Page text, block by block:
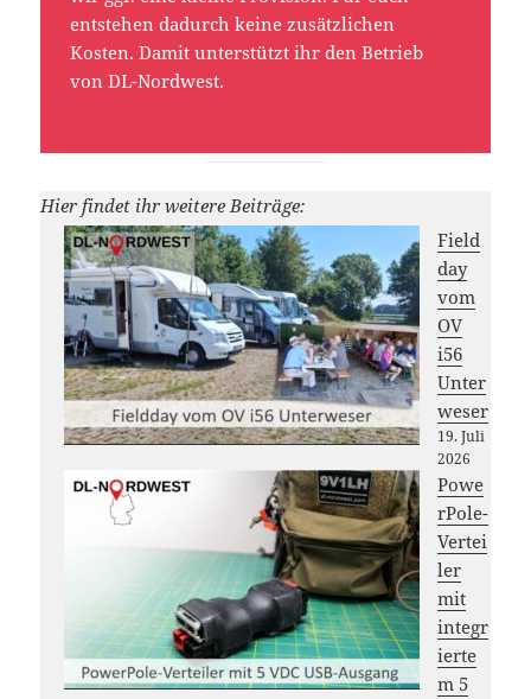
entstehen dadurch keine zusätzlichen
Kosten. Damit unterstützt ihr den Betrieb
von DL-Nordwest.
Hier findet ihr weitere Beiträge:
Field
day
vom
OV
i56
Unter
weser
19. Juli
2026
Powe
rPole-
Vertei
ler
mit
integr
ierte
m 5